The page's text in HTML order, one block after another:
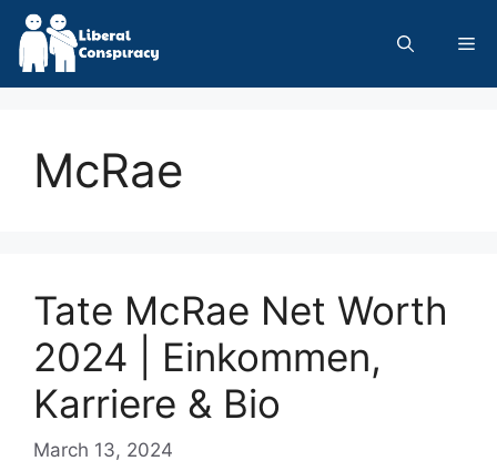
Skip
content
McRae
Tate McRae Net Worth
2024 | Einkommen,
Karriere & Bio
March 13, 2024